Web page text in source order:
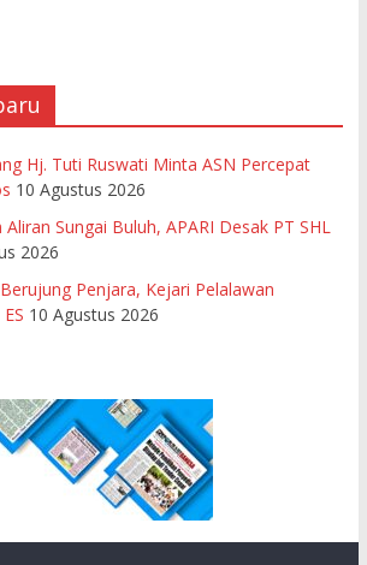
Hj. Tuti Ruswati Minta ASN Percepat
10 Agustus 2026
Sungai Buluh, APARI Desak PT SHL
2026
Penjara, Kejari Pelalawan
10 Agustus 2026